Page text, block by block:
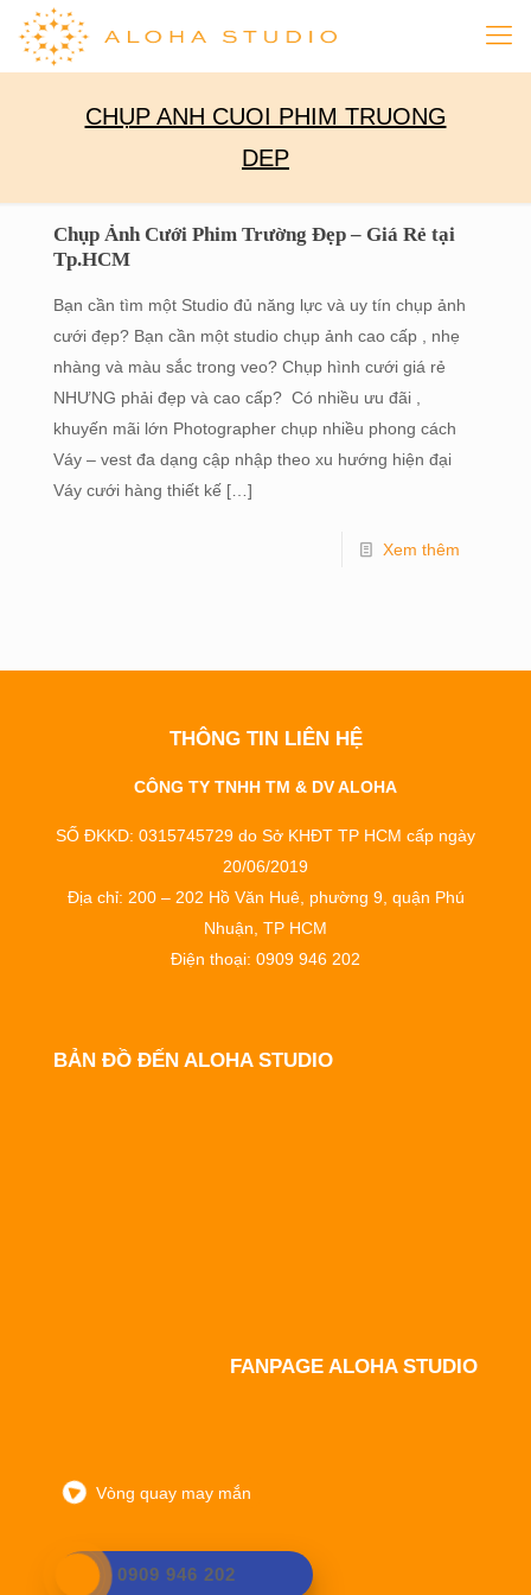
CHỤP ANH CUOI PHIM TRUONG
DEP
Chụp Ảnh Cưới Phim Trường Đẹp – Giá Rẻ tại
Tp.HCM
Bạn cần tìm một Studio đủ năng lực và uy tín chụp ảnh
cưới đẹp? Bạn cần một studio chụp ảnh cao cấp , nhẹ
nhàng và màu sắc trong veo? Chụp hình cưới giá rẻ
NHƯNG phải đẹp và cao cấp? Có nhiều ưu đãi ,
khuyến mãi lớn Photographer chụp nhiều phong cách
Váy – vest đa dạng cập nhập theo xu hướng hiện đại
Váy cưới hàng thiết kế […]
Xem thêm
THÔNG TIN LIÊN HỆ
CÔNG TY TNHH TM & DV ALOHA
SỐ ĐKKD: 0315745729 do Sở KHĐT TP HCM cấp ngày
20/06/2019
Địa chỉ: 200 – 202 Hồ Văn Huê, phường 9, quận Phú
Nhuận, TP HCM
Điện thoại: 0909 946 202
BẢN ĐỒ ĐẾN ALOHA STUDIO
FANPAGE ALOHA STUDIO
Vòng quay may mắn
0909 946 202